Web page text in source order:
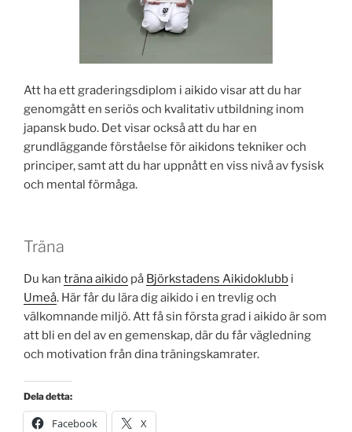
Att ha ett graderingsdiplom i aikido visar att du har
genomgått en seriös och kvalitativ utbildning inom
japansk budo. Det visar också att du har en
grundläggande förståelse för aikidons tekniker och
principer, samt att du har uppnått en viss nivå av fysisk
och mental förmåga.
Träna
Du kan träna aikido på Björkstadens Aikidoklubb i
Umeå. Här får du lära dig aikido i en trevlig och
välkomnande miljö. Att få sin första grad i aikido är som
att bli en del av en gemenskap, där du får vägledning
och motivation från dina träningskamrater.
Dela detta:
Facebook X